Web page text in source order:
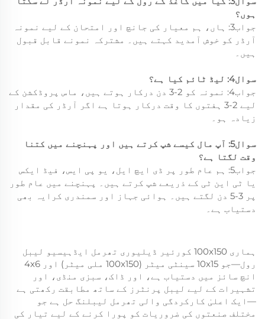
ہوں؟
جواب3: ہاں، ہم معیار کی جانچ اور امتحان کے لیے نمونہ
آرڈر کو خوش آمدید کہتے ہیں۔ مشترکہ نمونے قابل قبول
ہیں۔
سوال4: لیڈ ٹائم کیا ہے؟
جواب4: نمونہ کو 2-3 دن درکار ہوتے ہیں، ماس پروڈکشن کے
لیے 2-3 ہفتوں کا وقت درکار ہوتا ہے اگر آرڈر کی مقدار
زیادہ ہو۔
سوال5: آپ مال کیسے شپ کرتے ہیں اور پہنچنے میں کتنا
وقت لگتا ہے؟
جواب5: ہم عام طور پر ڈی ایچ ایل، یو پی ایس، فیڈ ایکس
یا ٹی این ٹی کے ذریعے شپ کرتے ہیں۔ پہنچنے میں عام طور
پر 3-5 دن لگتے ہیں۔ ہوائی جہاز اور سمندری کرایہ بھی
دستیاب ہے۔
ہماری 100x150 کورئیر ڈیلیوری تھرمل ایڈہیسیو لیبل
رول—جو 10x15 سینٹی میٹر (100x150 ملی میٹر) اور 4x6
انچ سائز میں دستیاب ہے، اور ڈاک، سبزی منڈی، اور
تشہیرات کے لیے لیبل پرنٹرز کے ساتھ مطابقت رکھتی ہے
—ایک اعلیٰ کارکردگی والی تھرمل لیبلنگ حل ہے جو
مختلف صنعتوں کی ضروریات کو پورا کرنے کے لیے تیار کی